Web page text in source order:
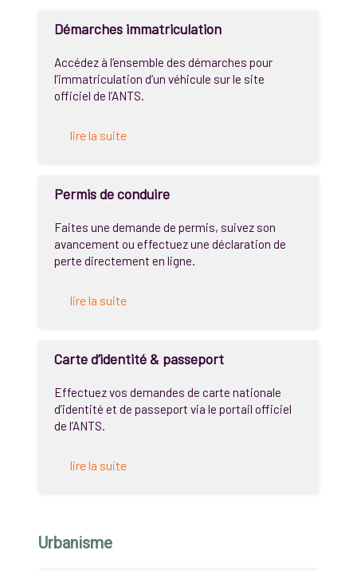
Démarches immatriculation
Accédez à l’ensemble des démarches pour
l’immatriculation d’un véhicule sur le site
officiel de l’ANTS.
lire la suite
Permis de conduire
Faites une demande de permis, suivez son
avancement ou effectuez une déclaration de
perte directement en ligne.
lire la suite
Carte d’identité & passeport
Effectuez vos demandes de carte nationale
d’identité et de passeport via le portail officiel
de l’ANTS.
lire la suite
Urbanisme